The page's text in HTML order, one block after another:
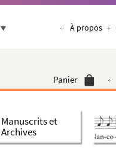
À propos
Panier
Manuscrits et
Archives